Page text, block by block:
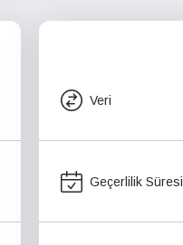
Veri
Geçerlilik Süresi